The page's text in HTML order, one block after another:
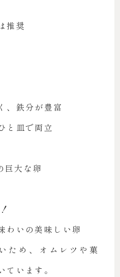
推奨
、鉄分が豊富
と皿で両立
巨大な卵
わいの美味しい卵
ため、オムレツや菓
います。